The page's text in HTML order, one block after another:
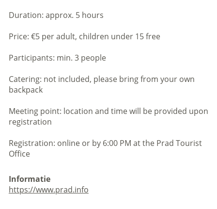
Duration: approx. 5 hours
Price: €5 per adult, children under 15 free
Participants: min. 3 people
Catering: not included, please bring from your own
backpack
Meeting point: location and time will be provided upon
registration
Registration: online or by 6:00 PM at the Prad Tourist
Office
Informatie
https://www.prad.info